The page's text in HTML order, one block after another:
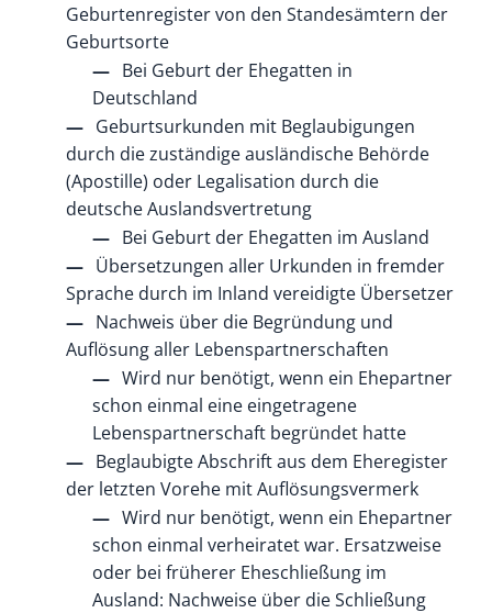
Geburtenregister von den Standesämtern der
Geburtsorte
Bei Geburt der Ehegatten in
Deutschland
Geburtsurkunden mit Beglaubigungen
durch die zuständige ausländische Behörde
(Apostille) oder Legalisation durch die
deutsche Auslandsvertretung
Bei Geburt der Ehegatten im Ausland
Übersetzungen aller Urkunden in fremder
Sprache durch im Inland vereidigte Übersetzer
Nachweis über die Begründung und
Auflösung aller Lebenspartnerschaften
Wird nur benötigt, wenn ein Ehepartner
schon einmal eine eingetragene
Lebenspartnerschaft begründet hatte
Beglaubigte Abschrift aus dem Eheregister
der letzten Vorehe mit Auflösungsvermerk
Wird nur benötigt, wenn ein Ehepartner
schon einmal verheiratet war. Ersatzweise
oder bei früherer Eheschließung im
Ausland: Nachweise über die Schließung